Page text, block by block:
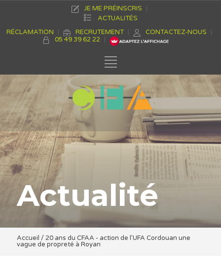
JE ME PRÉINSCRIS
ACTUALITÉS
RÉCLAMATION
RECRUTEMENT
CONTACTEZ-NOUS
05 49 39 62 22
Actualité
Accueil / 20 ans du CFAA - action de l’UFA Cordouan une
vague de propreté à Royan